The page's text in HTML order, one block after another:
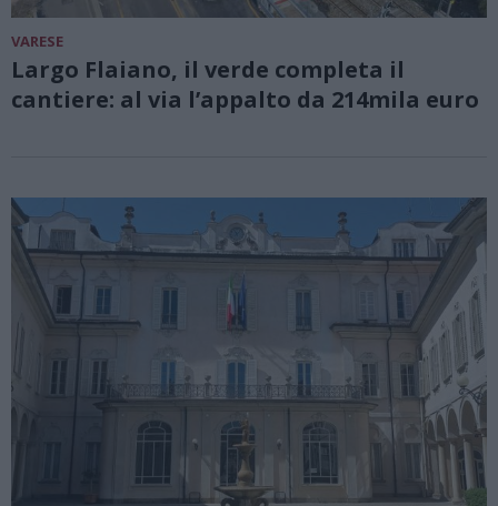
VARESE
Largo Flaiano, il verde completa il
cantiere: al via l’appalto da 214mila euro